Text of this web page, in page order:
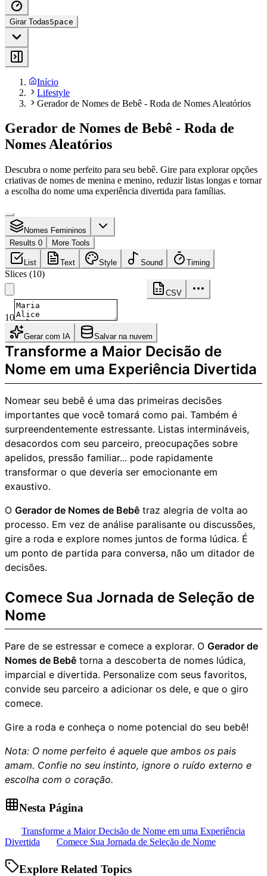
Girar TodasSpace
Início
Lifestyle
Gerador de Nomes de Bebê - Roda de Nomes Aleatórios
Gerador de Nomes de Bebê - Roda de
Nomes Aleatórios
Descubra o nome perfeito para seu bebê. Gire para explorar opções
criativas de nomes de menina e menino, reduzir listas longas e tornar
a escolha do nome uma experiência divertida para famílias.
Nomes Femininos
Results 0
More Tools
List Text Style Sound Timing
Slices (10)
CSV
10
Gerar com IA Salvar na nuvem
Transforme a Maior Decisão de
Nome em uma Experiência Divertida
Nomear seu bebê é uma das primeiras decisões
importantes que você tomará como pai. Também é
surpreendentemente estressante. Listas intermináveis,
desacordos com seu parceiro, preocupações sobre
apelidos, pressão familiar... pode rapidamente
transformar o que deveria ser emocionante em
exaustivo.
O Gerador de Nomes de Bebê traz alegria de volta ao
processo. Em vez de análise paralisante ou discussões,
gire a roda e explore nomes juntos de forma lúdica. É
um ponto de partida para conversa, não um ditador de
decisões.
Comece Sua Jornada de Seleção de
Nome
Pare de se estressar e comece a explorar. O Gerador de
Nomes de Bebê torna a descoberta de nomes lúdica,
imparcial e divertida. Personalize com seus favoritos,
convide seu parceiro a adicionar os dele, e que o giro
comece.
Gire a roda e conheça o nome potencial do seu bebê!
Nota: O nome perfeito é aquele que ambos os pais
amam. Confie no seu instinto, ignore o ruído externo e
escolha com o coração.
Nesta Página
Transforme a Maior Decisão de Nome em uma Experiência
Divertida
Comece Sua Jornada de Seleção de Nome
Explore Related Topics